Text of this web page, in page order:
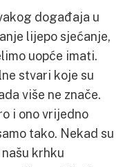
događaja u
lijepo sjećanje,
uopće imati.
stvari koje su
više ne znače.
i ono vrijedno
tako. Nekad su
krhku